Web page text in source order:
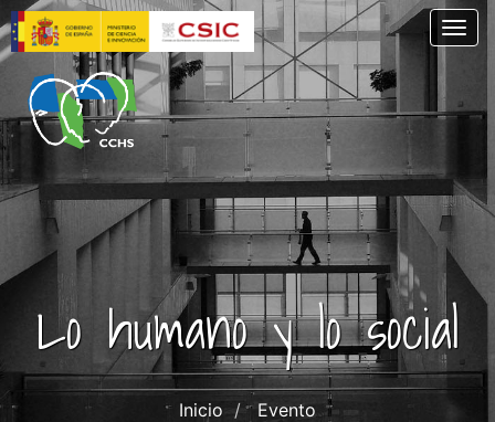
Pasar
al
contenido
principal
Lo humano y lo social
Inicio
Evento